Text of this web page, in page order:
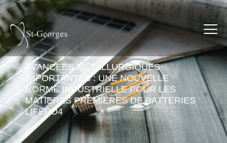
AVANCEES METALLURGIQUES
IMPORTANTES : UNE NOUVELLE
NORME INDUSTRIELLE POUR LES
MATIERES PREMIERES DE BATTERIES
LIFEPO4